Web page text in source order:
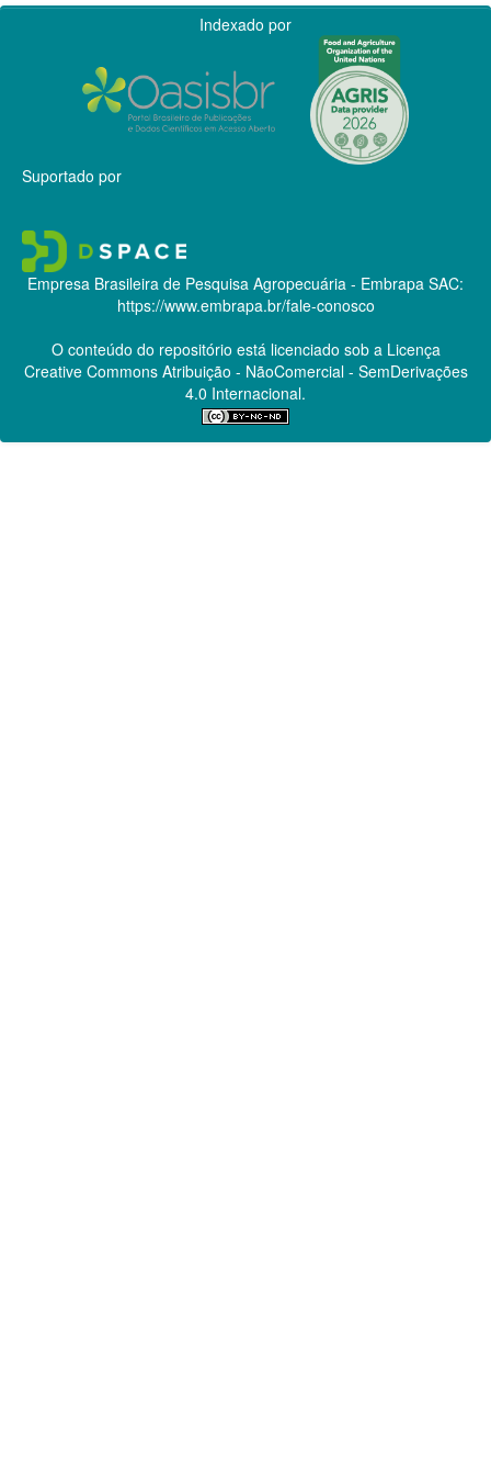
Indexado por
Suportado por
Empresa Brasileira de Pesquisa Agropecuária - Embrapa SAC:
https://www.embrapa.br/fale-conosco
O conteúdo do repositório está licenciado sob a Licença
Creative CommonsAtribuição - NãoComercial - SemDerivações
4.0 Internacional.